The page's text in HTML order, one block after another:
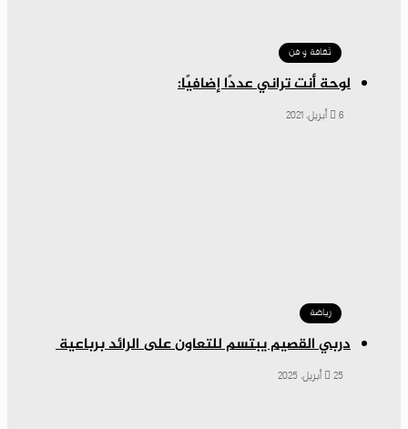
ثقافة و فن
لوحة أنت تراني عددًا إضافيًا:
6 أبريل، 2021
رياضة
دربي القصيم يبتسم للتعاون على الرائد برباعية
25 أبريل، 2025